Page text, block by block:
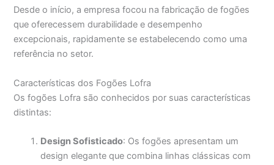
Desde o início, a empresa focou na fabricação de fogões
que oferecessem durabilidade e desempenho
excepcionais, rapidamente se estabelecendo como uma
referência no setor.
Características dos Fogões Lofra
Os fogões Lofra são conhecidos por suas características
distintas:
Design Sofisticado: Os fogões apresentam um
design elegante que combina linhas clássicas com